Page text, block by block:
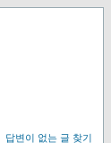
답변이 없는 글 찾기